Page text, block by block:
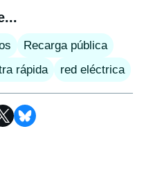
Recarga pública
rápida red eléctrica